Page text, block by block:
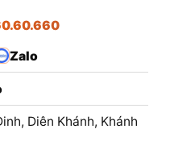
Zalo
Diên Khánh, Khánh